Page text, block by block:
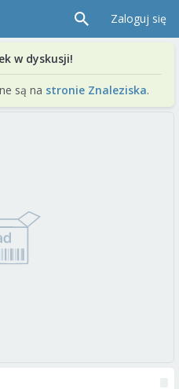
Zaloguj się
w dyskusji!
są na stronie Znaleziska.